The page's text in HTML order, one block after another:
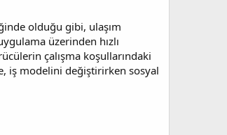
olduğu gibi, ulaşım
üzerinden hızlı
çalışma koşullarındaki
iş modelini değiştirirken sosyal